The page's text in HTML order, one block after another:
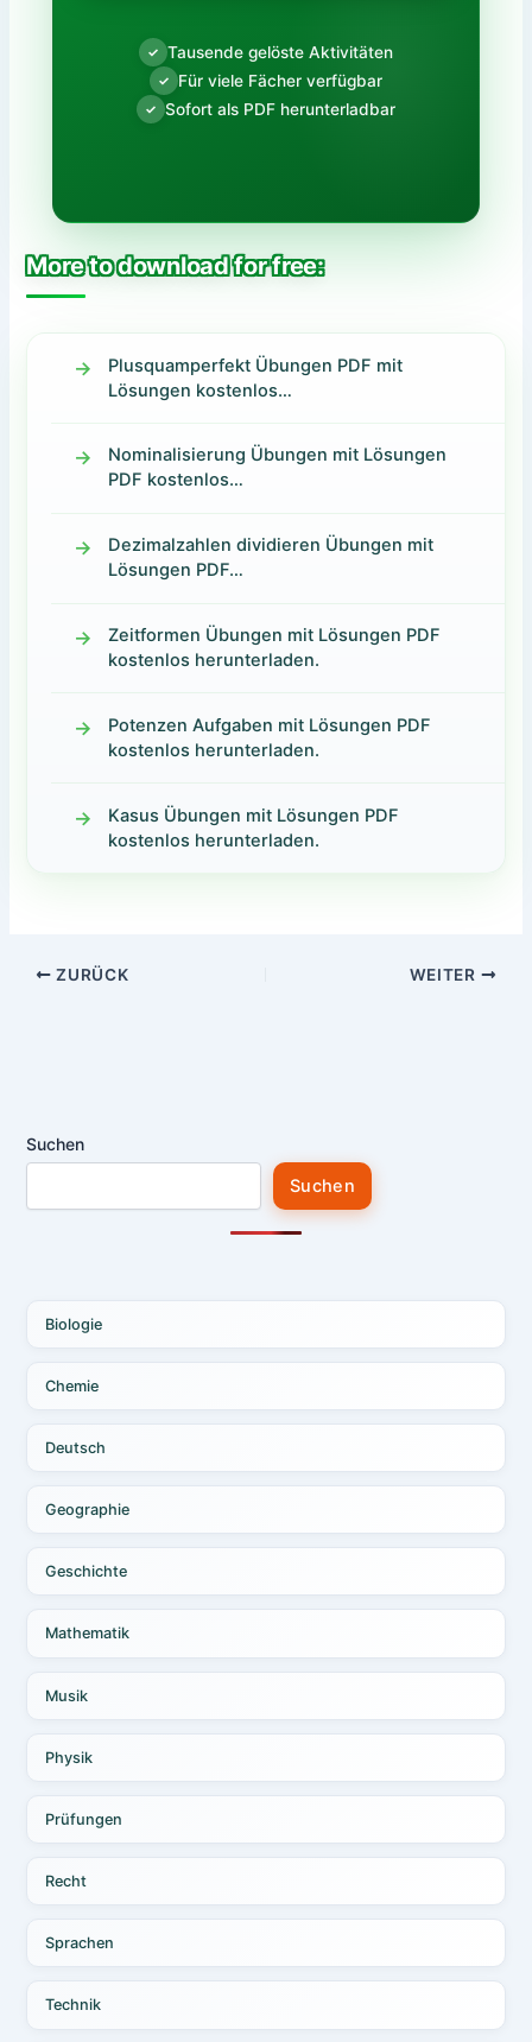
✓ Tausende gelöste Aktivitäten
✓ Für viele Fächer verfügbar
✓ Sofort als PDF herunterladbar
More to download for free:
Plusquamperfekt Übungen PDF mit
Lösungen kostenlos…
Nominalisierung Übungen mit Lösungen
PDF kostenlos…
Dezimalzahlen dividieren Übungen mit
Lösungen PDF…
Zeitformen Übungen mit Lösungen PDF
kostenlos herunterladen.
Potenzen Aufgaben mit Lösungen PDF
kostenlos herunterladen.
Kasus Übungen mit Lösungen PDF
kostenlos herunterladen.
ZURÜCK WEITER
Suchen
Suchen
Biologie
Chemie
Deutsch
Geographie
Geschichte
Mathematik
Musik
Physik
Prüfungen
Recht
Sprachen
Technik